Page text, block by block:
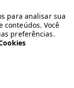
para analisar sua
conteúdos. Você
preferências.
brand